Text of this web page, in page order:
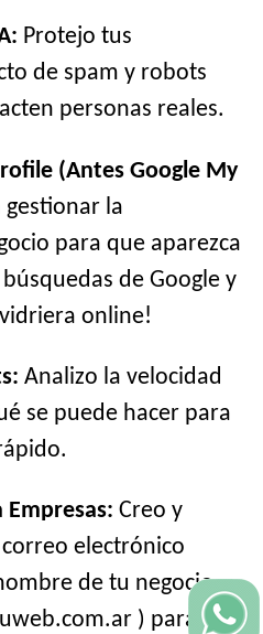
Protejo tus
de spam y robots
personas reales.
(Antes Google My
gestionar la
para que aparezca
de Google y
online!
Analizo la velocidad
se puede hacer para
Empresas: Creo y
electrónico
de tu negocio
) para que